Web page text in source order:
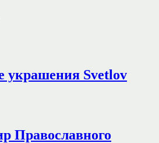
Svetlov
Православного